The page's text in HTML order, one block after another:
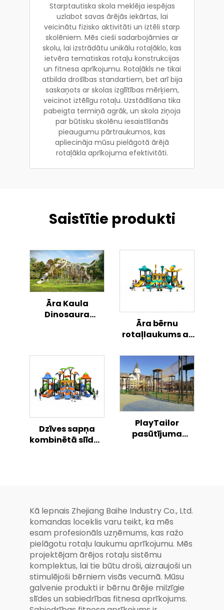
Starptautiska skola meklēja iespējas
uzlabot savas ārējās iekārtas, lai
veicinātu fizisko aktivitāti un iztēli starp
skolēniem. Mēs cieši sadarbojāmies ar
skolu, lai izstrādātu unikālu rotaļāklo, kas
ietvēra tematiskas rotaļu konstrukcijas
un fitnesa aprīkojumu. Rotaļākls ne tikai
atbilda drošības standartiem, bet arī bija
saskaņots ar skolas izglītības mērķiem,
veicinot iztēlīgu rotaļu. Uzstādīšana tika
pabeigta termiņā agrāk, un skola ziņoja
par būtisku skolēnu iesaistīšanās
pieaugumu pārtraukumos, kas
apliecināja mūsu pielāgotā ārējā
rotaļākla aprīkojuma efektivitāti.
Saistītie produkti
Āra Kaula
Dinosaura
Āra bērnu
rotaļlaukums ar
tematiku,
kombinēts slīdņu
komplekts
Dzīves sapņa
kombinētā slīdņu
PlayTailor
pasūtījuma
Kā lepnais Zhejiang Baihe Industry Co., Ltd.
komandas loceklis varu teikt, ka mēs
esam profesionāls uzņēmums, kas ražo
pielāgotu rotaļu laukumu aprīkojumu. Mēs
projektējam ārējos rotaļu sistēmu
komplektus, lai tie būtu droši, aizraujoši un
stimulējoši bērniem visās vecumā. Mūsu
galvenie produkti ir bērnu ārējie milzīgie
slīdes un sabiedrības fitnesa aprīkojums.